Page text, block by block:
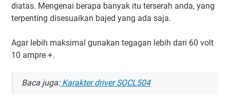
diatas. Mengenai berapa banyak itu terserah anda, yang
terpenting disesuaikan bajed yang ada saja.
Agar lebih maksimal gunakan tegagan lebih dari 60 volt
10 ampre +.
Baca juga:Karakter driver SOCL504